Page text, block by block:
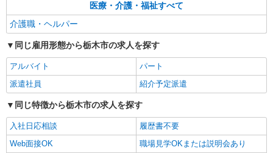
時給1,300円〜1,400円 ★週払いOK（規定あ
栃木県栃木市 【最寄駅】東武日光線「静和
駅」 ★勤務地は3000ヶ所以上★ 自宅から通いや
すいエリアなど、お好きな勤務地をお選び下さ
キープ
医療・介護・福祉すべて
介護職・ヘルパー
同じ雇用形態から栃木市の求人を探す
アルバイト
パート
派遣社員
紹介予定派遣
同じ特徴から栃木市の求人を探す
入社日応相談
履歴書不要
Web面接OK
職場見学OKまたは説明会あり